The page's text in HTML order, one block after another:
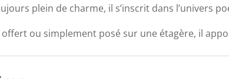
plein de charme, il s’inscrit dans l’univers
offert ou simplement posé sur une étagère, il